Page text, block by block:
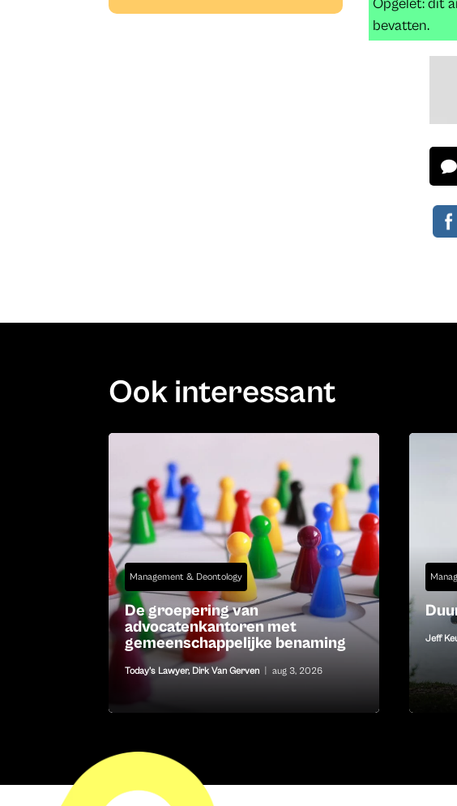
Opgelet: dit
bevatten.
Ook interessant
Management & Deontology
De groepering van
advocatenkantoren met
gemeenschappelijke benaming
Today's Lawyer, Dirk Van Gerven aug 3, 2026
Jeff